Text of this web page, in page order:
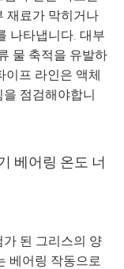
재료가 막히거나
나타냅니다. 대부
물 축적을 유발하
이프 라인은 액체
점검해야합니
베어링 온도 너
된 그리스의 양
베어링 작동으로